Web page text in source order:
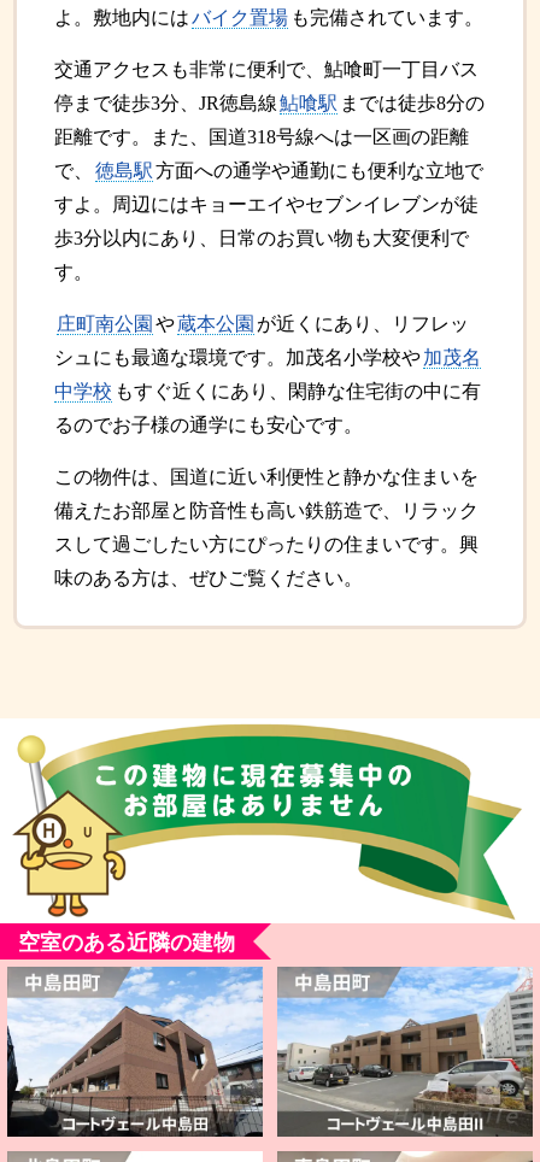
よ。敷地内にはバイク置場 も完備されています。
交通アクセスも非常に便利で、鮎喰町一丁目バス
停まで徒歩3分、JR徳島線鮎喰駅 までは徒歩8分の
距離です。また、国道318号線へは一区画の距離
で、
徳島駅方面への通学や通勤にも便利な立地で
すよ。周辺にはキョーエイやセブンイレブンが徒
歩3分以内にあり、日常のお買い物も大変便利で
す。
庄町南公園 や蔵本公園 が近くにあり、リフレッ
シュにも最適な環境です。加茂名小学校や加茂名
中学校 もすぐ近くにあり、閑静な住宅街の中に有
るのでお子様の通学にも安心です。
この物件は、国道に近い利便性と静かな住まいを
備えたお部屋と防音性も高い鉄筋造で、リラック
スして過ごしたい方にぴったりの住まいです。興
味のある方は、ぜひご覧ください。
空室のある近隣の建物